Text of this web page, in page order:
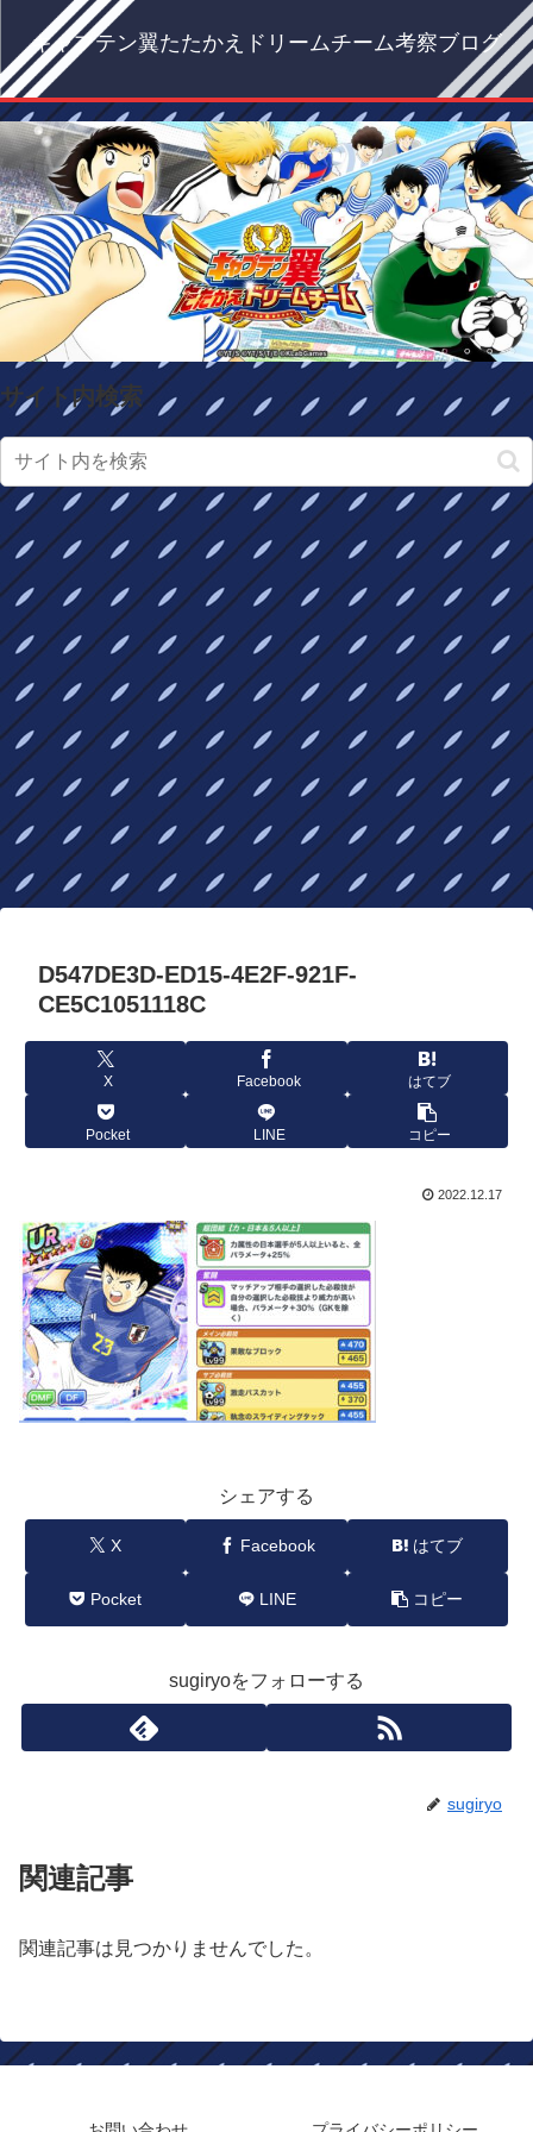
キャプテン翼たたかえドリームチーム考察ブログ
サイト内検索
D547DE3D-ED15-4E2F-921F-
CE5C1051118C
X Facebook はてブ
Pocket LINE コピー
2022.12.17
シェアする
X Facebook はてブ
Pocket LINE コピー
sugiryoをフォローする
sugiryo
関連記事
関連記事は見つかりませんでした。